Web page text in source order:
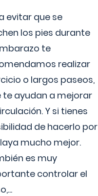
evitar que se
los pies durante
te
realizar
o largos paseos,
te ayudan a mejorar
Y si tienes
de hacerlo por
mucho mejor.
es muy
controlar el
...